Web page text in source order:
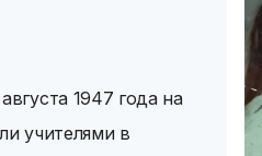
1947 года на
учителями в